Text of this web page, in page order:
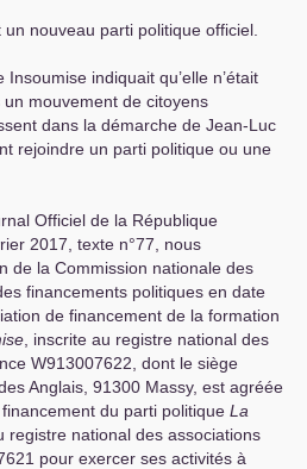
nouveau parti politique officiel.
indiquait qu’elle n’était
mouvement de citoyens
dans la démarche de Jean-Luc
rejoindre un parti politique ou une
Officiel de la République
2017, texte n°77, nous
de la Commission nationale des
financements politiques en date
de financement de la formation
, inscrite au registre national des
W913007622, dont le siège
Anglais, 91300 Massy, est agréée
du parti politique La
registre national des associations
pour exercer ses activités à